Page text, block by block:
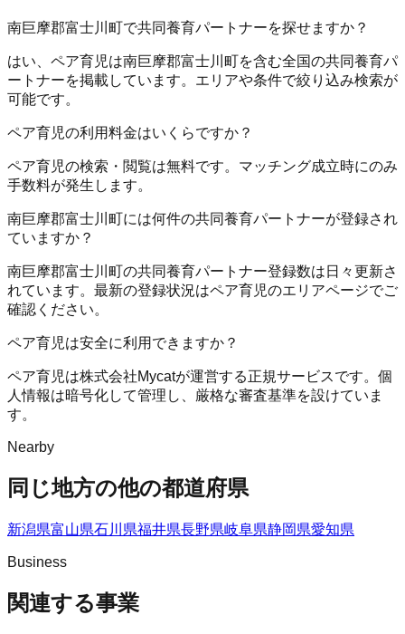
南巨摩郡富士川町で共同養育パートナーを探せますか？
はい、ペア育児は南巨摩郡富士川町を含む全国の共同養育パ
ートナーを掲載しています。エリアや条件で絞り込み検索が
可能です。
ペア育児の利用料金はいくらですか？
ペア育児の検索・閲覧は無料です。マッチング成立時にのみ
手数料が発生します。
南巨摩郡富士川町には何件の共同養育パートナーが登録され
ていますか？
南巨摩郡富士川町の共同養育パートナー登録数は日々更新さ
れています。最新の登録状況はペア育児のエリアページでご
確認ください。
ペア育児は安全に利用できますか？
ペア育児は株式会社Mycatが運営する正規サービスです。個
人情報は暗号化して管理し、厳格な審査基準を設けていま
す。
Nearby
同じ地方の他の都道府県
新潟県富山県石川県福井県長野県岐阜県静岡県愛知県
Business
関連する事業